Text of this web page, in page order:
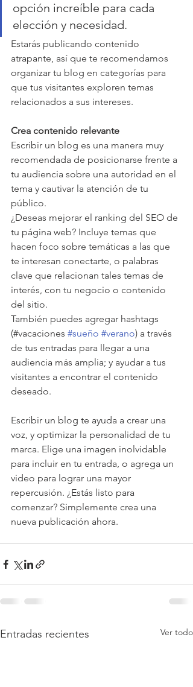
opción increíble para cada
elección y necesidad.
Estarás publicando contenido
atrapante, así que te recomendamos
organizar tu blog en categorías para
que tus visitantes exploren temas
relacionados a sus intereses.
Crea contenido relevante
Escribir un blog es una manera muy
recomendada de posicionarse frente a
tu audiencia sobre una autoridad en el
tema y cautivar la atención de tu
público.
¿Deseas mejorar el ranking del SEO de
tu página web? Incluye temas que
hacen foco sobre temáticas a las que
te interesan conectarte, o palabras
clave que relacionan tales temas de
interés, con tu negocio o contenido
del sitio.
También puedes agregar hashtags
(#vacaciones #sueño #verano) a través
de tus entradas para llegar a una
audiencia más amplia; y ayudar a tus
visitantes a encontrar el contenido
deseado.
Escribir un blog te ayuda a crear una
voz, y optimizar la personalidad de tu
marca. Elige una imagen inolvidable
para incluir en tu entrada, o agrega un
video para lograr una mayor
repercusión. ¿Estás listo para
comenzar? Simplemente crea una
nueva publicación ahora.
Entradas recientes Ver todo